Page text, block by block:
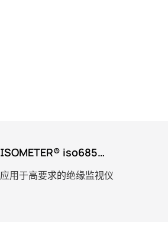
ISOMETER® iso685…
应用于高要求的绝缘监视仪